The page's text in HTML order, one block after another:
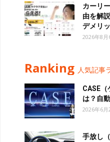
カーリ
由を解
デメリ
2026年8月
Ranking 人気記事
CASE
は？自
2026年6月
手放し